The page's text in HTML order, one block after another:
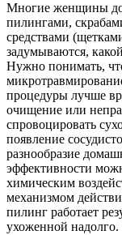
Многие женщины
пилингами,
средствами
задумываются,
Нужно понимать,
процедуры лучше
очищение или
спровоцировать
появление
разнообразие
эффективности
химическим
механизмом
пилинг работает
ухоженной надолго.